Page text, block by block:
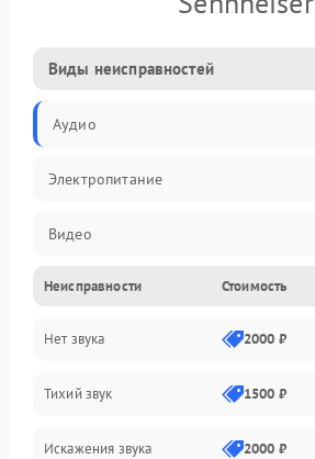
Виды неисправностей
Аудио
Электропитание
Видео
Электроника
Управление
ПО
Неисправности Стоимость
Нет звука 2000 ₽
Тихий звук 1500 ₽
Искажения звука 2000 ₽